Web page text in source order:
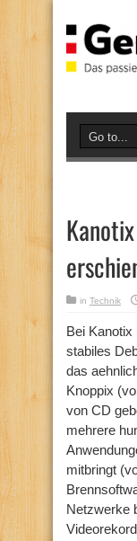
in Technik
Bei
stabiles
das
Knoppix
von CD
mehrere
mitbringt
Netzwerke